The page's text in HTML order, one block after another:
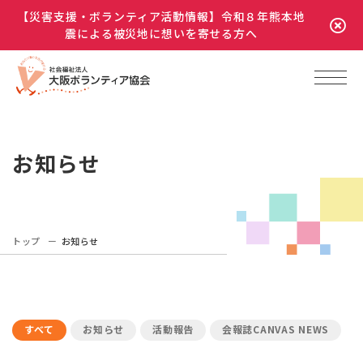
【災害支援・ボランティア活動情報】令和８年熊本地
震による被災地に想いを寄せる方へ
お知らせ
トップ お知らせ
すべて お知らせ 活動報告 会報誌CANVAS NEWS